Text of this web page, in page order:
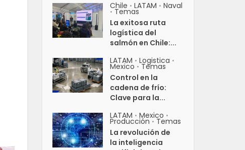
Chile • LATAM • Naval
• Temas
La exitosa ruta
logística del
salmón en Chile:...
LATAM • Logistica •
Mexico • Temas
Control en la
cadena de frío:
Clave para la...
LATAM • Mexico •
Producción • Temas
La revolución de
la inteligencia